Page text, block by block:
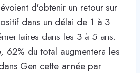
d'obtenir un retour sur
dans un délai de 1 à 3
dans les 3 à 5 ans.
62% du total augmentera les
Gen cette année par